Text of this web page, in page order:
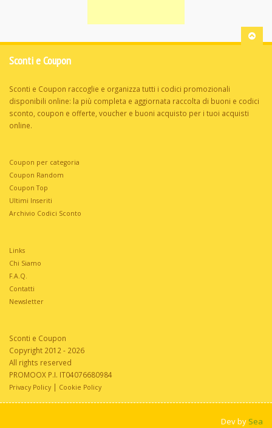
Sconti e Coupon
Sconti e Coupon raccoglie e organizza tutti i codici promozionali
disponibili online: la più completa e aggiornata raccolta di buoni e codici
sconto, coupon e offerte, voucher e buoni acquisto per i tuoi acquisti
online.
Coupon per categoria
Coupon Random
Coupon Top
Ultimi Inseriti
Archivio Codici Sconto
Links
Chi Siamo
F.A.Q.
Contatti
Newsletter
Sconti e Coupon
Copyright 2012 - 2026
All rights reserved
PROMOOX P.I. IT04076680984
Privacy Policy | Cookie Policy
Dev by Sea